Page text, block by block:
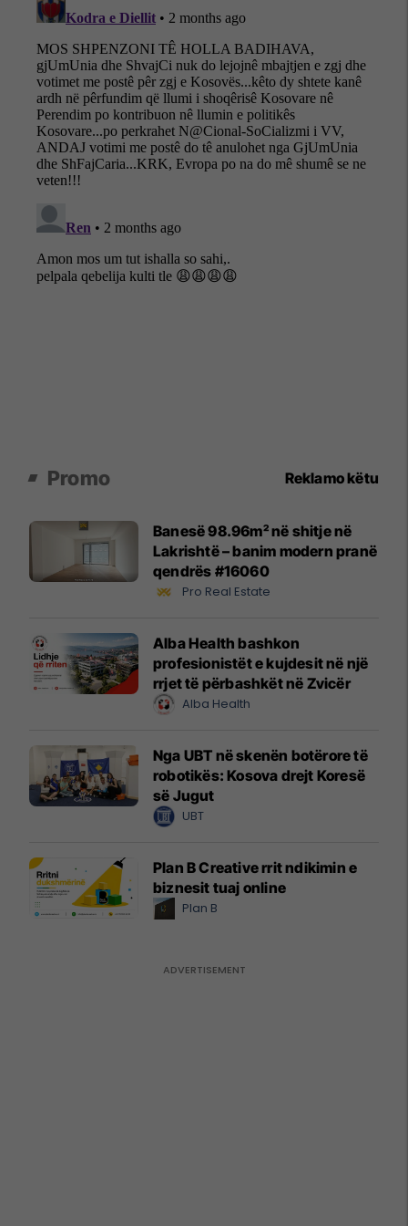
Promo Reklamo këtu
Banesë 98.96m² në shitje në
Lakrishtë – banim modern pranë
qendrës #16060
Pro Real Estate
Alba Health bashkon
profesionistët e kujdesit në një
rrjet të përbashkët në Zvicër
Alba Health
Nga UBT në skenën botërore të
robotikës: Kosova drejt Koresë
së Jugut
UBT
Plan B Creative rrit ndikimin e
biznesit tuaj online
Plan B